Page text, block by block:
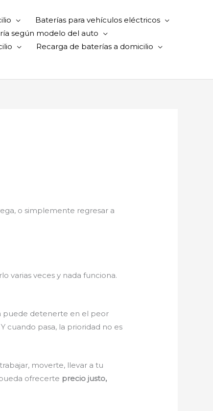
Baterías para vehículos eléctricos
según modelo del auto
Recarga de baterías a domicilio
o simplemente regresar a
varias veces y nada funciona.
puede detenerte en el peor
cuando pasa, la prioridad no es
moverte, llevar a tu
ofrecerte precio justo,